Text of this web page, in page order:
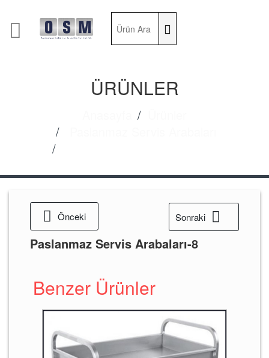
ÜRÜNLER
Önceki Sonraki
Paslanmaz Servis Arabaları-8
Benzer Ürünler